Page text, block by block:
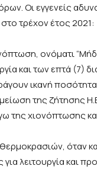
Οι εγγενείς
τρέχον έτος 2021:
ονόματι
και των επτά (7)
ικανή
της ζήτησης
της χιονόπτωσης
όταν
λειτουργία και